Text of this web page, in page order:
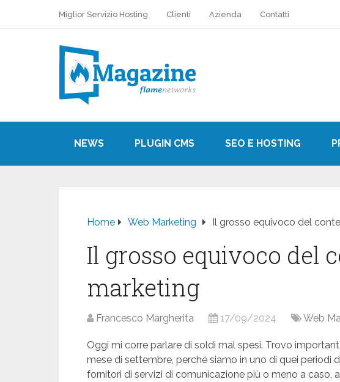
Miglior Servizio Hosting Clienti Azienda Contatti
NEWS PLUGIN CMS SEO E HOSTING
Home Web Marketing Il grosso equivoco del
Il grosso equivoco del
marketing
Francesco Margherita 17/09/2024 Web
Oggi mi corre parlare di soldi mal spesi. Trovo
mese di settembre, perché siamo in uno di quei periodi
fornitori di servizi di comunicazione più o meno a caso,